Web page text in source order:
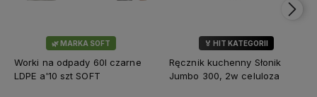
🌿 MARKA SOFT
Worki na odpady 60l czarne
LDPE a'10 szt SOFT
🏅 HIT KATEGORII
💎 WYBÓR KLIENTÓW
Ręcznik kuchenny Słonik
Jumbo 300, 2w celuloza